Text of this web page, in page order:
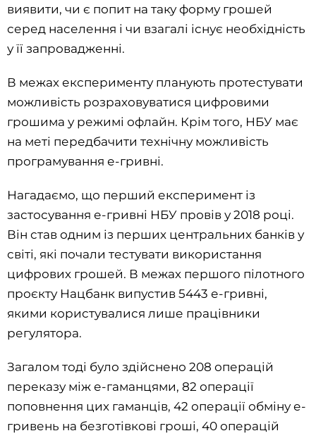
виявити, чи є попит на таку форму грошей
серед населення і чи взагалі існує необхідність
у її запровадженні.
В межах експерименту планують протестувати
можливість розраховуватися цифровими
грошима у режимі офлайн. Крім того, НБУ має
на меті передбачити технічну можливість
програмування е-гривні.
Нагадаємо, що перший експеримент із
застосування е-гривні НБУ провів у 2018 році.
Він став одним із перших центральних банків у
світі, які почали тестувати використання
цифрових грошей. В межах першого пілотного
проєкту Нацбанк випустив 5443 е-гривні,
якими користувалися лише працівники
регулятора.
Загалом тоді було здійснено 208 операцій
переказу між е-гаманцями, 82 операції
поповнення цих гаманців, 42 операції обміну е-
гривень на безготівкові гроші, 40 операцій